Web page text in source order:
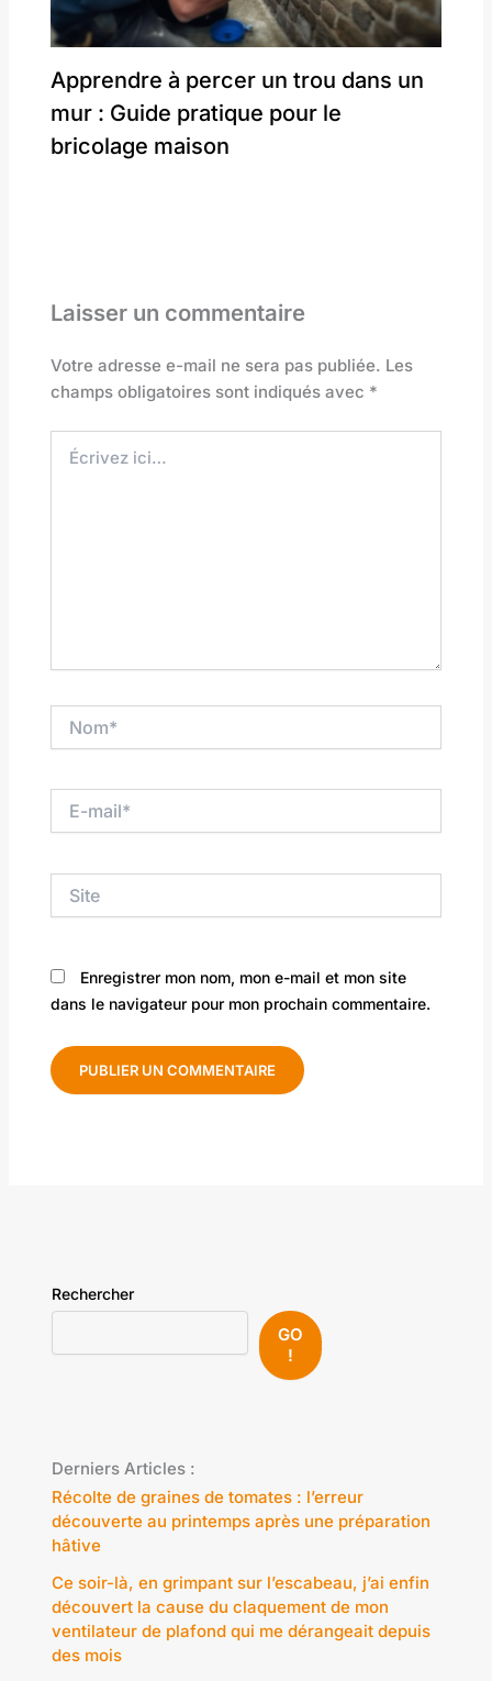
Apprendre à percer un trou dans un
mur : Guide pratique pour le
bricolage maison
Laisser un commentaire
Votre adresse e-mail ne sera pas publiée. Les
champs obligatoires sont indiqués avec *
ici…
mail*
Enregistrer mon nom, mon e-mail et mon site
dans le navigateur pour mon prochain commentaire.
Rechercher
GO
!
Derniers Articles :
Récolte de graines de tomates : l’erreur
découverte au printemps après une préparation
hâtive
Ce soir-là, en grimpant sur l’escabeau, j’ai enfin
découvert la cause du claquement de mon
ventilateur de plafond qui me dérangeait depuis
des mois